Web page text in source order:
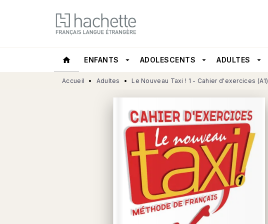
MENU RECHERCHE
home ENFANTS arrow_drop_down ADOLESCENTS arrow_drop_down ADULTES arrow_drop_down
Accueil • Adultes • Le Nouveau Taxi ! 1 - Cahier d'exercices (A1)